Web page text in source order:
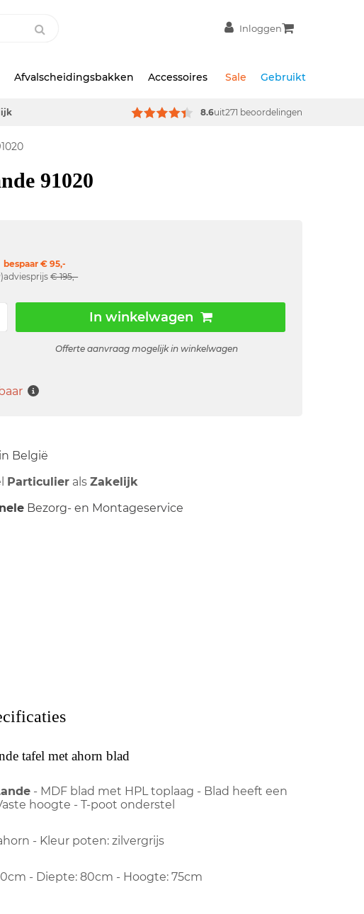
Inloggen
Afvalscheidingsbakken Accessoires Sale Gebruikt
8.6uit271 beoordelingen
91020
bespaar € 95,-
adviesprijs€ 195,-
In winkelwagen
Offerte aanvraag mogelijk in winkelwagen
in België
Particulier alsZakelijk
Bezorg- en Montageservice
tafel met ahorn blad
- MDF blad met HPL toplaag - Blad heeft een
hoogte - T-poot onderstel
- Kleur poten: zilvergrijs
- Diepte: 80cm - Hoogte: 75cm